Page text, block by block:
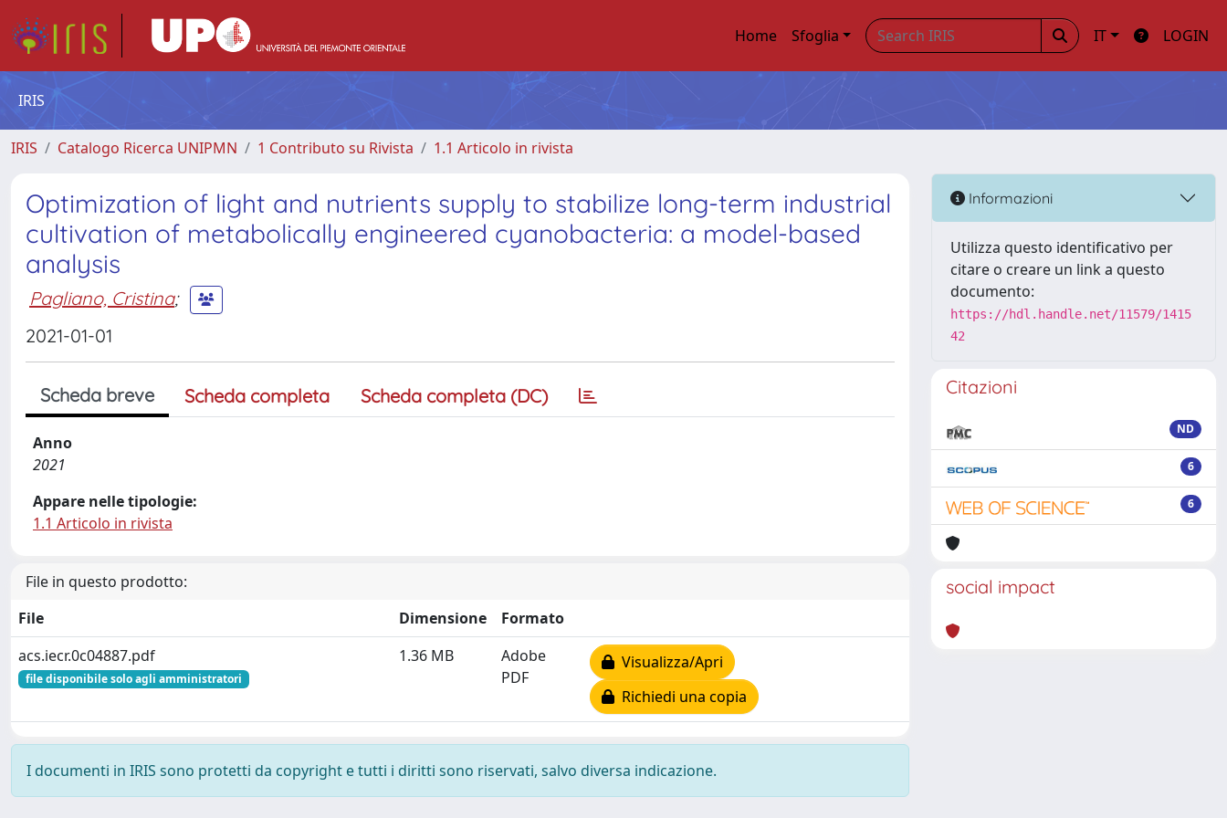
Home Sfoglia IT LOGIN
IRIS
IRIS Catalogo Ricerca UNIPMN 1 Contributo su Rivista 1.1 Articolo in rivista
Optimization of light and nutrients supply to stabilize long-term industrial
cultivation of metabolically engineered cyanobacteria: a model-based
analysis
Pagliano, Cristina;
2021-01-01
Scheda breve Scheda completa Scheda completa (DC)
Anno
2021
Appare nelle tipologie:
1.1 Articolo in rivista
File in questo prodotto:
File
Dimensione
Formato
acs.iecr.0c04887.pdf
file disponibile solo agli amministratori
1.36 MB
Adobe
PDF
Visualizza/Apri
Richiedi una copia
I documenti in IRIS sono protetti da copyright e tutti i diritti sono riservati, salvo diversa indicazione.
Informazioni
Utilizza questo identificativo per
citare o creare un link a questo
documento:
https://hdl.handle.net/11579/1415
42
Citazioni
ND
6
6
social impact